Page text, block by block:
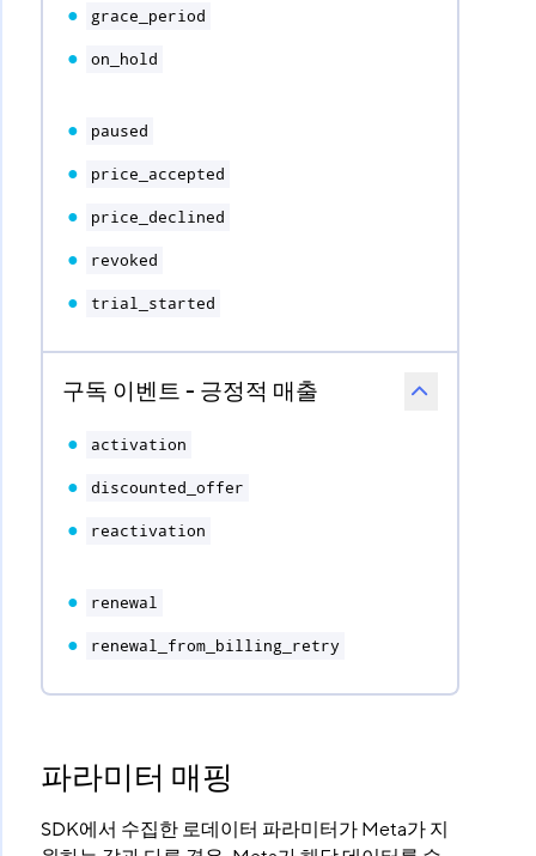
grace_period
on_hold
paused
price_accepted
price_declined
revoked
trial_started
구독 이벤트 - 긍정적 매출
activation
discounted_offer
reactivation
renewal
renewal_from_billing_retry
파라미터 매핑
SDK에서 수집한 로데이터 파라미터가 Meta가 지